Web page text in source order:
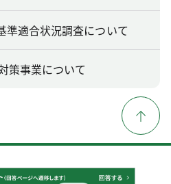
準適合状況調査について
策事業について